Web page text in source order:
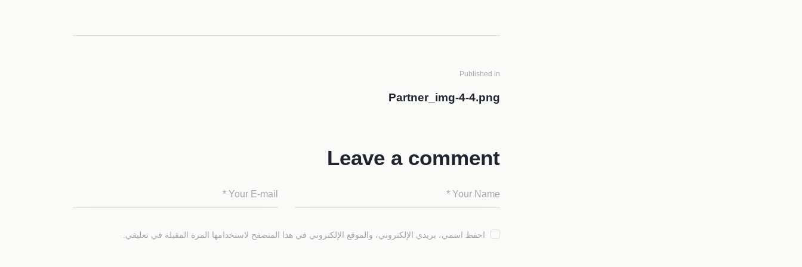
Published in
Partner_img-4-4.png
Leave a comment
احفظ اسمي، بريدي الإلكتروني، والموقع الإلكتروني في هذا المتصفح لاستخدامها المرة المقبلة في تعليقي.